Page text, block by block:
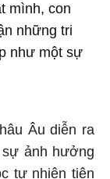
mình, con
những tri
như một sự
Âu diễn ra
ảnh hưởng
tự nhiên tiên